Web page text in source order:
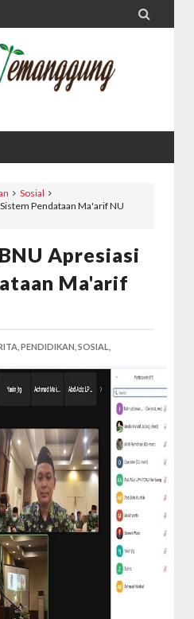

Sosial
Pendataan Ma'arif NU
Apresiasi
Ma'arif
PENDIDIKAN, SOSIAL,